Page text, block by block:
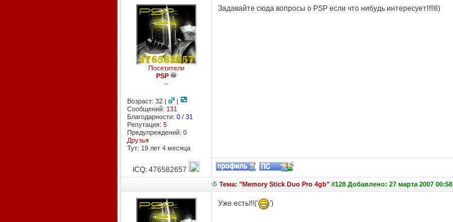
Посетители
PSP
--
Возраст: 32 |
|
Сообщений: 131
Благодарности: 0/ 31
Репутация: 5
Предупреждений: 0
Друзья
Тут: 19 лет 4 месяцa
Задавайте сюда вопросы о PSP если что нибудь интересует!!!!8)
ICQ: 476582657
Тема: "Memory Stick Duo Pro 4gb"#128 Добавлено: 27 марта 2007 00:58
Уже есть!!!(' ')